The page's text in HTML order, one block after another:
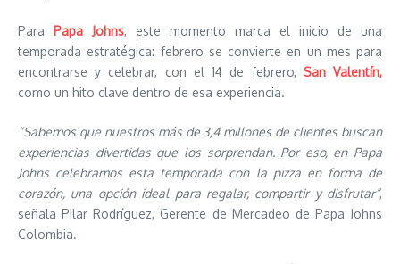
Para Papa Johns, este momento marca el inicio de una
temporada estratégica: febrero se convierte en un mes para
encontrarse y celebrar, con el 14 de febrero, San Valentín,
como un hito clave dentro de esa experiencia.
“Sabemos que nuestros más de 3,4 millones de clientes buscan
experiencias divertidas que los sorprendan. Por eso, en Papa
Johns celebramos esta temporada con la pizza en forma de
corazón, una opción ideal para regalar, compartir y disfrutar”,
señala Pilar Rodríguez, Gerente de Mercadeo de Papa Johns
Colombia.